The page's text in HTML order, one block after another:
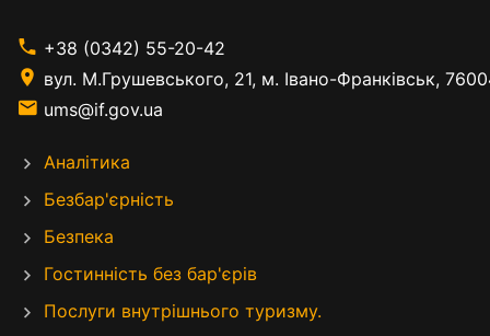
+38 (0342) 55-20-42
вул. М.Грушевського, 21, м. Івано-Франківськ,
ums@if.gov.ua
Аналітика
Безбар'єрність
Безпека
Гостинність без бар'єрів
Послуги внутрішнього туризму.